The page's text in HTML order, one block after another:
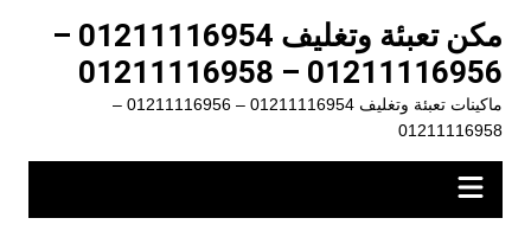
المحتوى
مكن تعبئة وتغليف 01211116954 –
01211116956 – 01211116958
ماكينات تعبئة وتغليف 01211116954 – 01211116956 –
01211116958